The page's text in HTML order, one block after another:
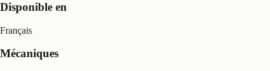
Disponible en
Français
Mécaniques